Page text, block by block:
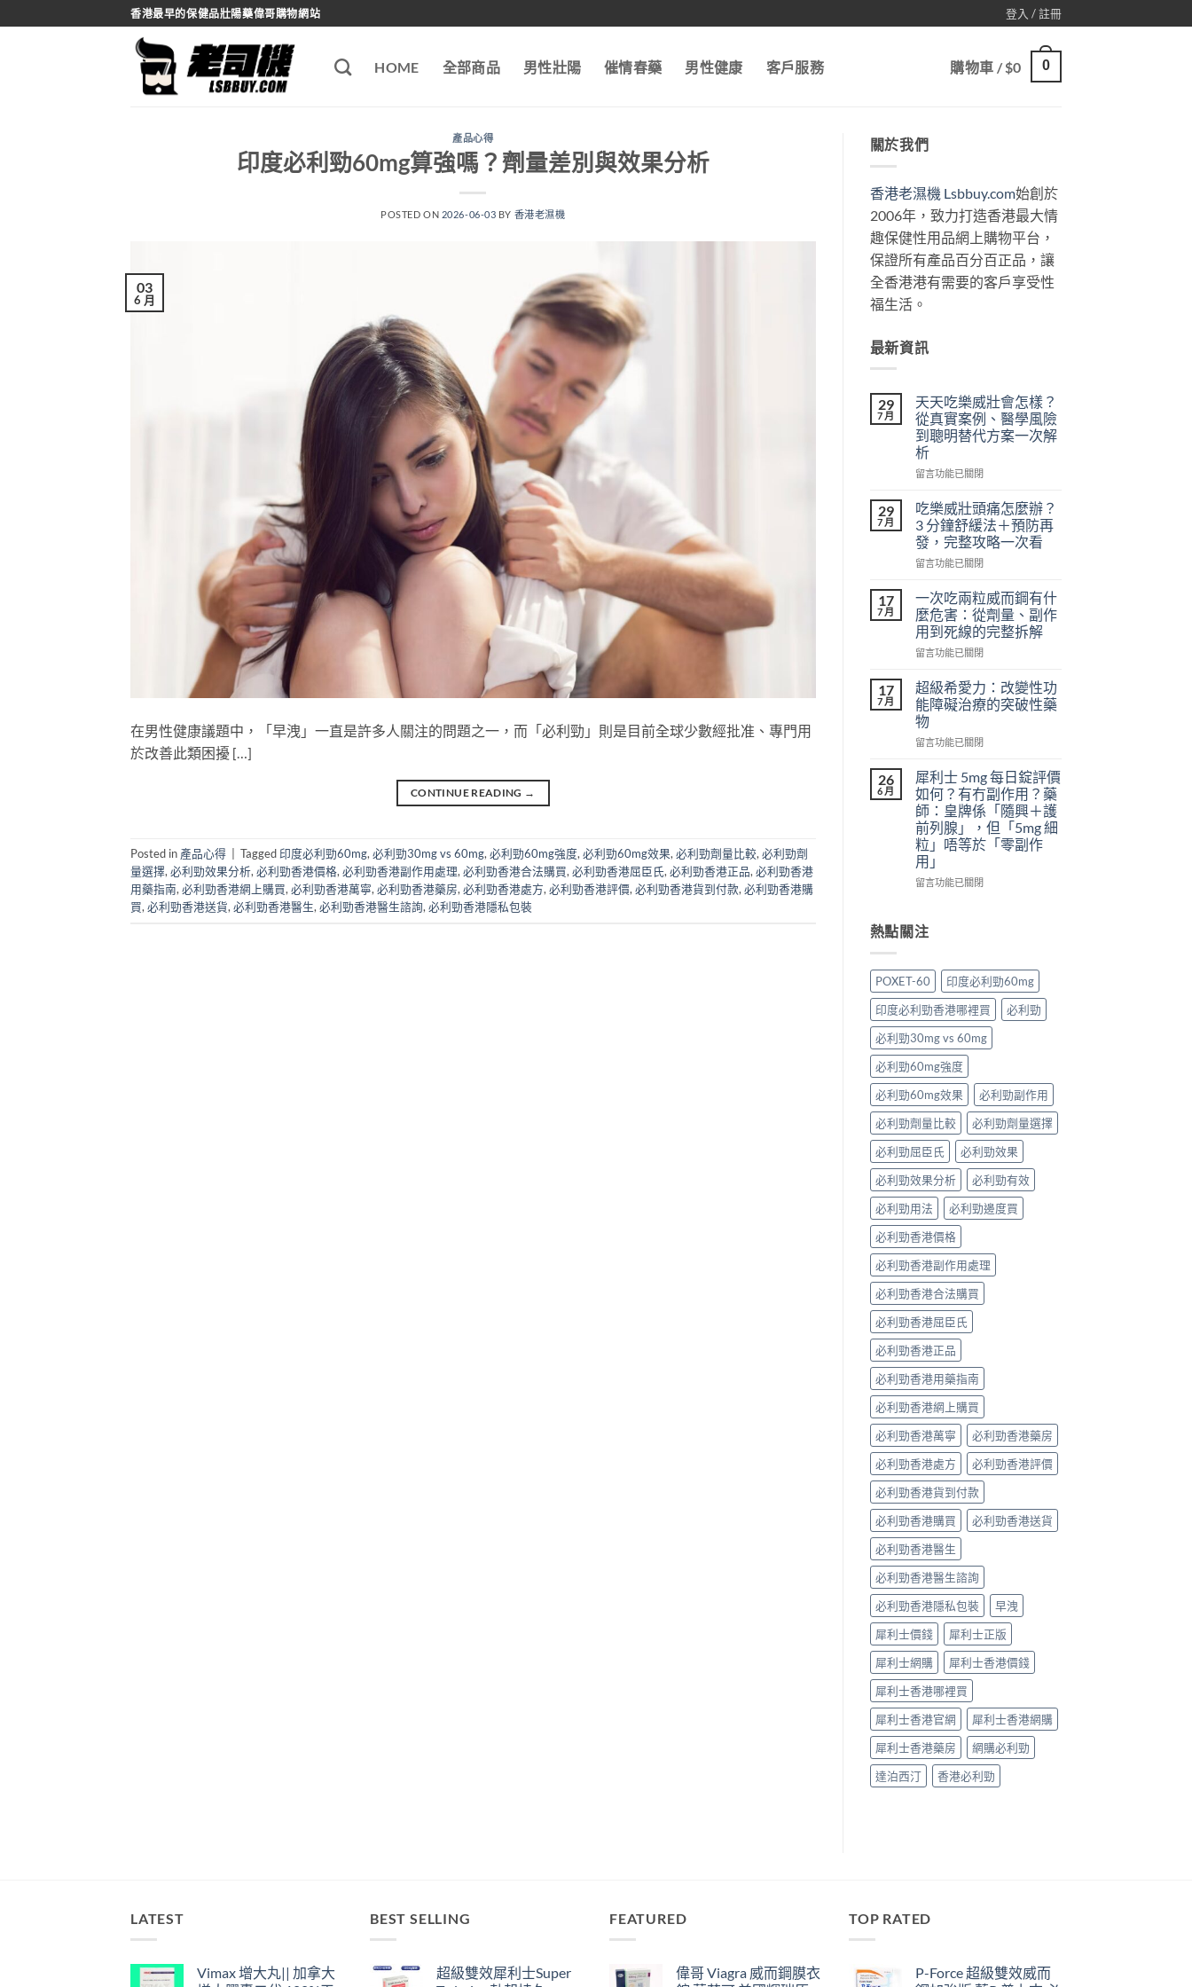
to
香港最早的保健品壯陽藥偉哥購物網站 登入 / 註冊
HOME 全部商品 男性壯陽 催情春藥 男性健康 客戶服務 購物車 /$0 0
產品心得
印度必利勁60mg算強嗎？劑量差別與效果分析
POSTED ON 2026-06-03 BY 香港老濕機
03
6 月
在男性健康議題中，「早洩」一直是許多人關注的問題之一，而「必利勁」則是目前全球少數經批准、專門用
於改善此類困擾 […]
CONTINUE READING →
Posted in 產品心得 Tagged 印度必利勁60mg, 必利勁30mg vs 60mg, 必利勁60mg強度, 必利勁60mg效果, 必利勁劑量比較, 必利勁劑
量選擇, 必利勁效果分析, 必利勁香港價格, 必利勁香港副作用處理, 必利勁香港合法購買, 必利勁香港屈臣氏, 必利勁香港正品, 必利勁香港
用藥指南, 必利勁香港網上購買, 必利勁香港萬寧, 必利勁香港藥房, 必利勁香港處方, 必利勁香港評價, 必利勁香港貨到付款, 必利勁香港購
買, 必利勁香港送貨, 必利勁香港醫生, 必利勁香港醫生諮詢, 必利勁香港隱私包裝
關於我們
香港老濕機 Lsbbuy.com始創於
2006年，致力打造香港最大情
趣保健性用品網上購物平台，
保證所有產品百分百正品，讓
全香港港有需要的客戶享受性
福生活。
最新資訊
29
7 月
天天吃樂威壯會怎樣？
從真實案例、醫學風險
到聰明替代方案一次解
析
在
天
吃
樂
威
壯
樣？
從
真
實
例、
醫
學
風
險
聰
明
替
代
方
案
一
次
中
留言功能已關閉
29
7 月
吃樂威壯頭痛怎麼辦？
3 分鐘舒緩法＋預防再
發，完整攻略一次看
在
威
壯
頭
痛
麼
辦？
3
分
鐘
緩
法
＋
預
防
再
發，
完
略
一
看〉
中
留言功能已關閉
17
7 月
一次吃兩粒威而鋼有什
麼危害：從劑量、副作
用到死線的完整拆解
在
次
吃
兩
粒
威
鋼
有
什
麼
危
害：
從
劑
作
用
死
線
的
完
整
拆
解〉
中
留言功能已關閉
17
7 月
超級希愛力：改變性功
能障礙治療的突破性藥
物
在
級
希
愛
力：
改
變
性
功
礙
治
的
突
破
性
藥
物〉
中
留言功能已關閉
26
6 月
犀利士 5mg 每日錠評價
如何？有冇副作用？藥
師：皇牌係「隨興＋護
前列腺」，但「5mg 細
粒」唔等於「零副作
用」
在
士
5mg
日
錠
評
價
如
何？
有
冇
副
作
用？
藥
師：
皇
牌
係
「隨
興
＋
護
前
列
腺」，
但
「5mg
細
粒」
唔
等
於
「零
副
作
用」〉
中
留言功能已關閉
熱點關注
POXET-60
印度必利勁60mg
印度必利勁香港哪裡買
必利勁
必利勁30mg vs 60mg
必利勁60mg強度
必利勁60mg效果
必利勁副作用
必利勁劑量比較
必利勁劑量選擇
必利勁屈臣氏
必利勁效果
必利勁效果分析
必利勁有效
必利勁用法
必利勁邊度買
必利勁香港價格
必利勁香港副作用處理
必利勁香港合法購買
必利勁香港屈臣氏
必利勁香港正品
必利勁香港用藥指南
必利勁香港網上購買
必利勁香港萬寧
必利勁香港藥房
必利勁香港處方
必利勁香港評價
必利勁香港貨到付款
必利勁香港購買
必利勁香港送貨
必利勁香港醫生
必利勁香港醫生諮詢
必利勁香港隱私包裝
早洩
犀利士價錢
犀利士正版
犀利士網購
犀利士香港價錢
犀利士香港哪裡買
犀利士香港官網
犀利士香港網購
犀利士香港藥房
網購必利勁
達泊西汀
香港必利勁
LATEST
Vimax 增大丸|| 加拿大
BEST SELLING
超級雙效犀利士Super
FEATURED
偉哥 Viagra 威而鋼膜衣
TOP RATED
P-Force 超級雙效威而